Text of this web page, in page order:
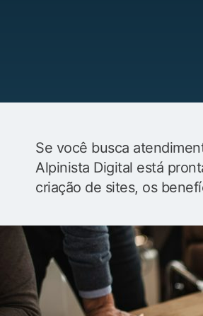
Se você busca
Alpinista Digital está
criação de sites, os